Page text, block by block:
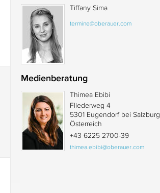
Tiffany Sima
termine@oberauer.com
Medienberatung
Thimea Ebibi
Fliederweg 4
5301 Eugendorf bei Salzburg
Österreich
+43 6225 2700-39
thimea.ebibi@oberauer.com